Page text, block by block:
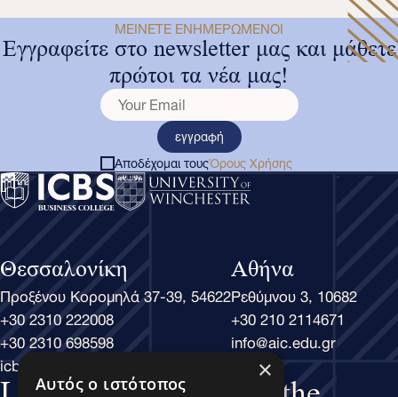
ΜΕΊΝΕΤΕ ΕΝΗΜΕΡΩΜΈΝΟΙ
Εγγραφείτε στο newsletter μας και μάθετε
πρώτοι τα νέα μας!
εγγραφή
Αποδέχομαι τουςΌρους Χρήσης
Θεσσαλονίκη
Προξένου Κορομηλά 37-39, 54622
+30 2310 222008
+30 2310 698598
icbs@icbs.gr
Αθήνα
Ρεθύμνου 3, 10682
+30 210 2114671
info@aic.edu.gr
×
Αυτός ο ιστότοπος